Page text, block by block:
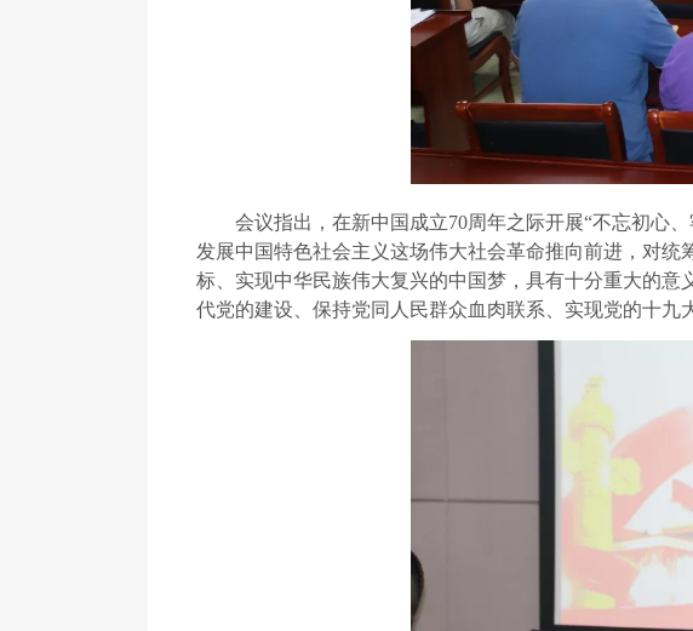
会议指出，在新中国成立70周年之际开展“不忘初心
发展中国特色社会主义这场伟大社会革命推向前进，对统
标、实现中华民族伟大复兴的中国梦，具有十分重大的
代党的建设、保持党同人民群众血肉联系、实现党的十九